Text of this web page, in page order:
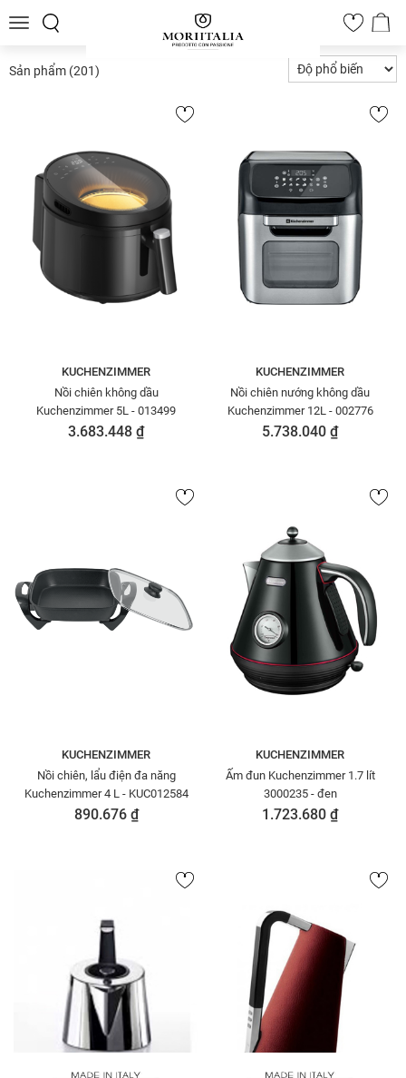
Toggle
0
Sản phẩm (201)
KUCHENZIMMER
Nồi chiên không dầu
Kuchenzimmer 5L - 013499
3.683.448 ₫
KUCHENZIMMER
Nồi chiên nướng không dầu
Kuchenzimmer 12L - 002776
5.738.040 ₫
KUCHENZIMMER
Nồi chiên, lẩu điện đa năng
Kuchenzimmer 4 L - KUC012584
890.676 ₫
KUCHENZIMMER
Ấm đun Kuchenzimmer 1.7 lít
3000235 - đen
1.723.680 ₫